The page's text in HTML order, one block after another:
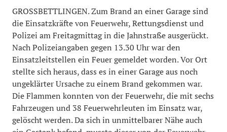
GROSSBETTLINGEN. Zum Brand an einer Garage sind
die Einsatzkräfte von Feuerwehr, Rettungsdienst und
Polizei am Freitagmittag in die Jahnstraße ausgerückt.
Nach Polizeiangaben gegen 13.30 Uhr war den
Einsatzleitstellen ein Feuer gemeldet worden. Vor Ort
stellte sich heraus, dass es in einer Garage aus noch
ungeklärter Ursache zu einem Brand gekommen war.
Die Flammen konnten von der Feuerwehr, die mit sechs
Fahrzeugen und 38 Feuerwehrleuten im Einsatz war,
gelöscht werden. Da sich in unmittelbarer Nähe auch